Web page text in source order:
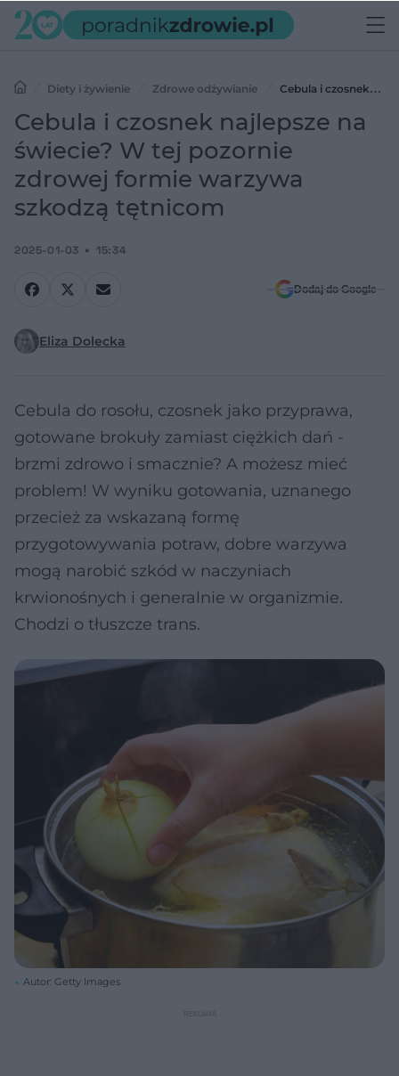
Diety i żywienie Zdrowe odżywianie
Cebula i czosnek
najlepsze na świecie? W tej pozornie zdrowej formie warzywa
Cebula i czosnek najlepsze na
świecie? W tej pozornie
zdrowej formie warzywa
szkodzą tętnicom
2025-01-03 15:34
Dodaj do Google
Eliza Dolecka
Cebula do rosołu, czosnek jako przyprawa,
gotowane brokuły zamiast ciężkich dań -
brzmi zdrowo i smacznie? A możesz mieć
problem! W wyniku gotowania, uznanego
przecież za wskazaną formę
przygotowywania potraw, dobre warzywa
mogą narobić szkód w naczyniach
krwionośnych i generalnie w organizmie.
Chodzi o tłuszcze trans.
Autor: Getty Images